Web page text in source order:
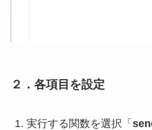
２．各項目を設定
実行する関数を選択「